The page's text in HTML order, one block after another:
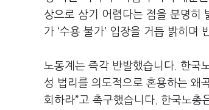
상으로 삼기 어렵다는 점을 분명히
가 ‘수용 불가’ 입장을 거듭 밝히며
노동계는 즉각 반발했습니다 한국
성 법리를 의도적으로 혼용하는 왜
회하라”고 촉구했습니다 한국노총